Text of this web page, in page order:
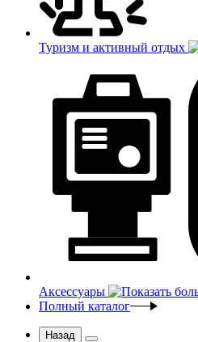
Туризм и активный отдых
Аксессуары
Полный каталог
Назад